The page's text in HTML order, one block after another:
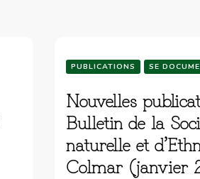
PUBLICATIONS SE
Nouvelles
Bulletin de la
naturelle et
Colmar (janvier